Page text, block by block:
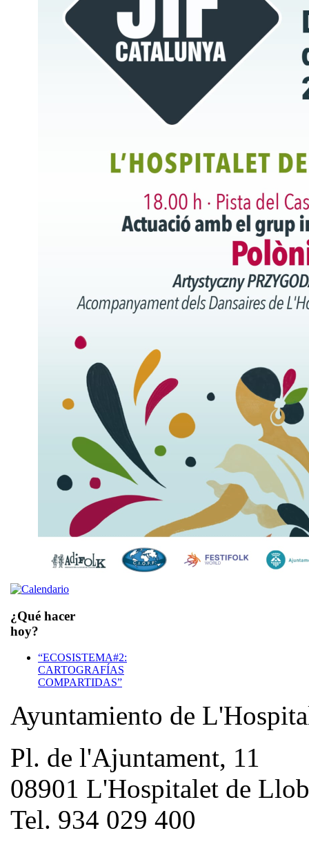
Jornadas Internacionales
de Cataluña con la
grupo de Polonia
Przygoda w Rybniku
(Leer más de
Internacionals Folklòriques
Catalunya )
¿Qué hacer
hoy?
“ECOSISTEMA#2:
CARTOGRAFÍAS
COMPARTIDAS”
Ayuntamiento de
Pl. de l'Ajuntament, 11
08901 L'Hospitalet de
Tel. 934 029 400